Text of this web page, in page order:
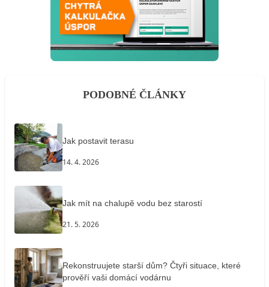
PODOBNÉ ČLÁNKY
Jak postavit terasu
14. 4. 2026
Jak mít na chalupě vodu bez starostí
21. 5. 2026
Rekonstruujete starší dům? Čtyři situace, které
prověří vaši domácí vodárnu